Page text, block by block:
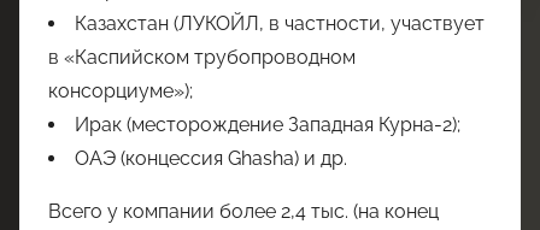
Казахстан (ЛУКОЙЛ, в частности, участвует
в «Каспийском трубопроводном
консорциуме»);
Ирак (месторождение Западная Курна-2);
ОАЭ (концессия Ghasha) и др.
Всего у компании более 2,4 тыс. (на конец